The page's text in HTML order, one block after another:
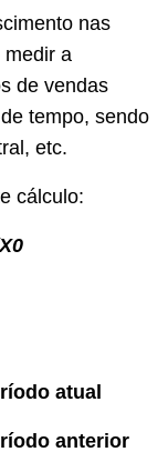
nas
medir a
de vendas
tempo, sendo
etc.
cálculo:
atual
anterior